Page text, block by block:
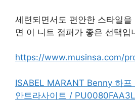
세련되면서도 편안한 스타일
면 이 니트 점퍼가 좋은 선택입
https://www.musinsa.com/
ISABEL MARANT Benny 하
안트라사이트 /